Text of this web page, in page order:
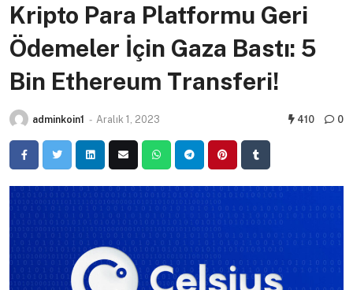
Kripto Para Platformu Geri
Ödemeler İçin Gaza Bastı: 5
Bin Ethereum Transferi!
adminkoin1 - Aralık 1, 2023 410 0